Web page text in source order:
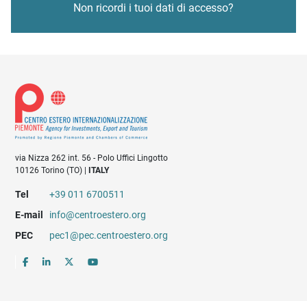
Non ricordi i tuoi dati di accesso?
via Nizza 262 int. 56 - Polo Uffici Lingotto
10126 Torino (TO) |
ITALY
Tel
+39 011 6700511
E-mail
info@centroestero.org
PEC
pec1@pec.centroestero.org